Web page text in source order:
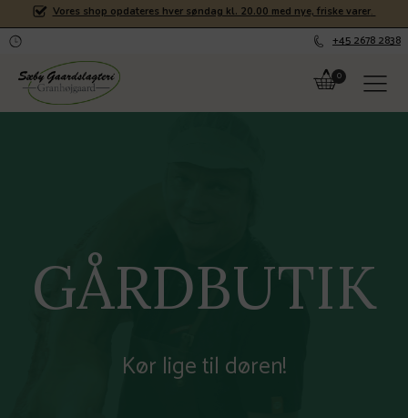
Vores shop opdateres hver søndag kl. 20.00 med nye, friske varer.
+45 2678 2838
GÅRDBUTIK
Kør lige til døren!